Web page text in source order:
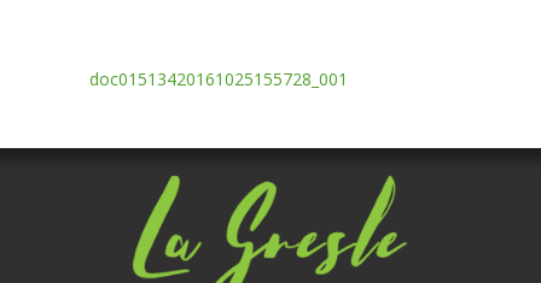
doc01513420161025155728_001